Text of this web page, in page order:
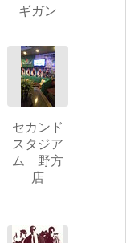
ギガン
セカンド
スタジア
ム 野方
店